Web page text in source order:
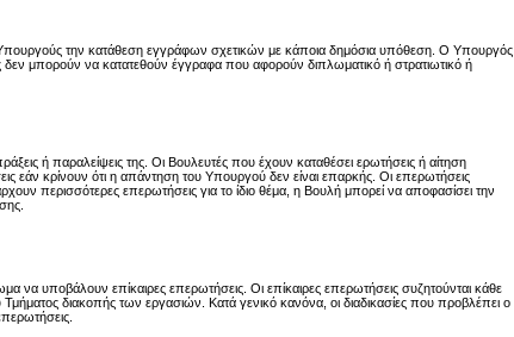
την κατάθεση εγγράφων σχετικών με κάποια δημόσια υπόθεση. Ο Υπουργός
δεν μπορούν να κατατεθούν έγγραφα που αφορούν διπλωματικό ή στρατιωτικό ή
ή παραλείψεις της. Οι Βουλευτές που έχουν καταθέσει ερωτήσεις ή αίτηση
εάν κρίνουν ότι η απάντηση του Υπουργού δεν είναι επαρκής. Οι επερωτήσεις
περισσότερες επερωτήσεις για το ίδιο θέμα, η Βουλή μπορεί να αποφασίσει την
να υποβάλουν επίκαιρες επερωτήσεις. Οι επίκαιρες επερωτήσεις συζητούνται κάθε
διακοπής των εργασιών. Κατά γενικό κανόνα, οι διαδικασίες που προβλέπει ο